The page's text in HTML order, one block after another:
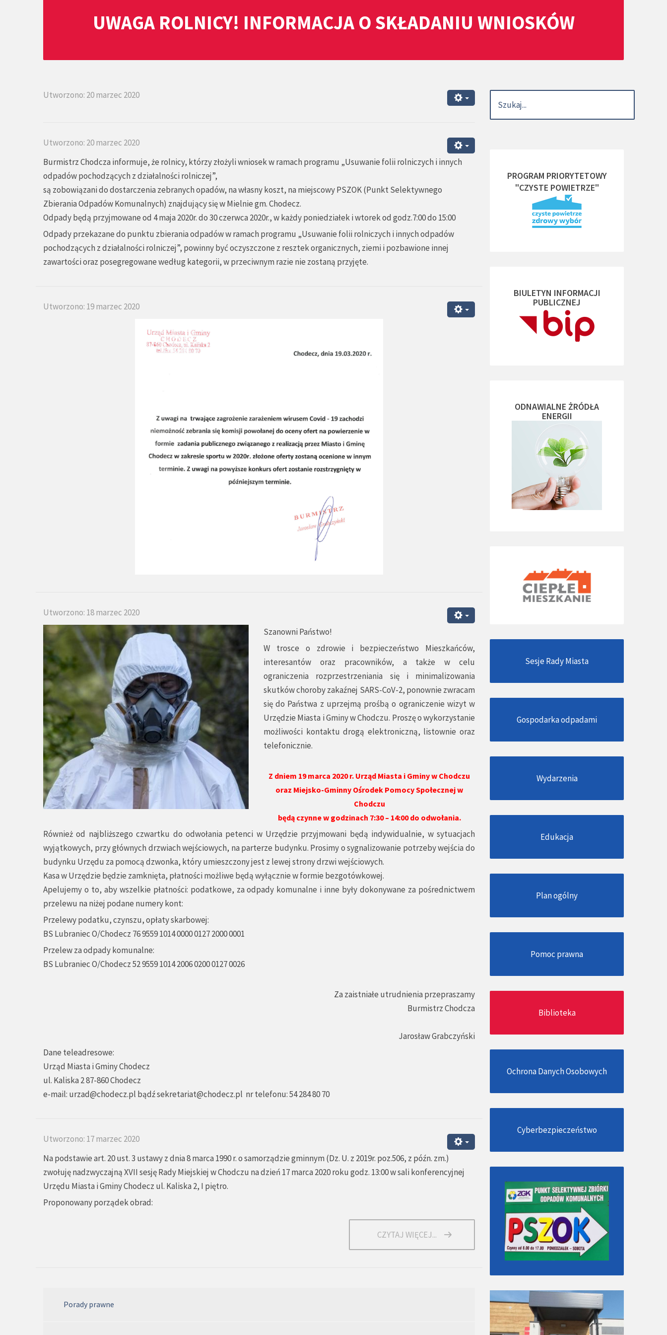
UWAGA ROLNICY! INFORMACJA O SKŁADANIU WNIOSKÓW
Utworzono: 20 marzec 2020
Utworzono: 20 marzec 2020
Burmistrz Chodcza informuje, że rolnicy, którzy złożyli wniosek w ramach programu „Usuwanie folii rolniczych i innych
odpadów pochodzących z działalności rolniczej”,
są zobowiązani do dostarczenia zebranych opadów, na własny koszt, na miejscowy PSZOK (Punkt Selektywnego
Zbierania Odpadów Komunalnych) znajdujący się w Mielnie gm. Chodecz.
Odpady będą przyjmowane od 4 maja 2020r. do 30 czerwca 2020r., w każdy poniedziałek i wtorek od godz.7:00 do 15:00
Odpady przekazane do punktu zbierania odpadów w ramach programu „Usuwanie folii rolniczych i innych odpadów
pochodzących z działalności rolniczej”, powinny być oczyszczone z resztek organicznych, ziemi i pozbawione innej
zawartości oraz posegregowane według kategorii, w przeciwnym razie nie zostaną przyjęte.
Utworzono: 19 marzec 2020
Utworzono: 18 marzec 2020
Szanowni Państwo!
W trosce o zdrowie i bezpieczeństwo Mieszkańców,
interesantów oraz pracowników, a także w celu
ograniczenia rozprzestrzeniania się i minimalizowania
skutków choroby zakaźnej SARS-CoV-2, ponownie zwracam
się do Państwa z uprzejmą prośbą o ograniczenie wizyt w
Urzędzie Miasta i Gminy w Chodczu. Proszę o wykorzystanie
możliwości kontaktu drogą elektroniczną, listownie oraz
telefonicznie.
Z dniem 19 marca 2020 r. Urząd Miasta i Gminy w Chodczu
oraz Miejsko-Gminny Ośrodek Pomocy Społecznej w
Chodczu
będą czynne w godzinach 7:30 – 14:00 do odwołania.
Również od najbliższego czwartku do odwołania petenci w Urzędzie przyjmowani będą indywidualnie, w sytuacjach
wyjątkowych, przy głównych drzwiach wejściowych, na parterze budynku. Prosimy o sygnalizowanie potrzeby wejścia do
budynku Urzędu za pomocą dzwonka, który umieszczony jest z lewej strony drzwi wejściowych.
Kasa w Urzędzie będzie zamknięta, płatności możliwe będą wyłącznie w formie bezgotówkowej.
Apelujemy o to, aby wszelkie płatności: podatkowe, za odpady komunalne i inne były dokonywane za pośrednictwem
przelewu na niżej podane numery kont:
Przelewy podatku, czynszu, opłaty skarbowej:
BS Lubraniec O/Chodecz 76 9559 1014 0000 0127 2000 0001
Przelew za odpady komunalne:
BS Lubraniec O/Chodecz 52 9559 1014 2006 0200 0127 0026
Za zaistniałe utrudnienia przepraszamy
Burmistrz Chodcza
Jarosław Grabczyński
Dane teleadresowe:
Urząd Miasta i Gminy Chodecz
ul. Kaliska 2 87-860 Chodecz
e-mail: urzad@chodecz.pl bądźsekretariat@chodecz.pl nr telefonu: 54 284 80 70
Utworzono: 17 marzec 2020
Na podstawie art. 20 ust. 3 ustawy z dnia 8 marca 1990 r. o samorządzie gminnym (Dz. U. z 2019r. poz.506, z późn. zm.)
zwołuję nadzwyczajną XVII sesję Rady Miejskiej w Chodczu na dzień 17 marca 2020 roku godz. 13:00 w sali konferencyjnej
Urzędu Miasta i Gminy Chodecz ul. Kaliska 2, I piętro.
Proponowany porządek obrad:
CZYTAJ WIĘCEJ...
Porady prawne
PROGRAM PRIORYTETOWY
"CZYSTE POWIETRZE"
BIULETYN INFORMACJI
PUBLICZNEJ
ODNAWIALNE ŻRÓDŁA
ENERGII
Sesje Rady Miasta
Gospodarka odpadami
Wydarzenia
Edukacja
Plan ogólny
Pomoc prawna
Biblioteka
Ochrona Danych Osobowych
Cyberbezpieczeństwo